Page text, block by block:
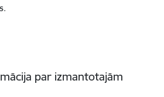
par izmantotajām